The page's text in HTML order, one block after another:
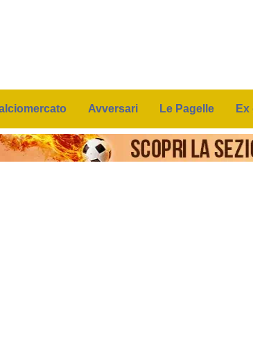
Avversari Le Pagelle